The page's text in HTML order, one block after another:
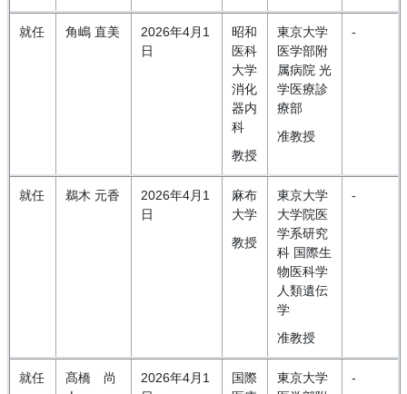
就任 角嶋 直美
2026年4月1
日
昭和
医科
大学
消化
器内
科
教授
東京大学
医学部附
属病院 光
学医療診
療部
准教授
-
就任 鵜木 元香
2026年4月1
日
麻布
大学
教授
東京大学
大学院医
学系研究
科 国際生
物医科学
人類遺伝
学
准教授
-
就任
髙橋 尚
2026年4月1
国際
東京大学
-